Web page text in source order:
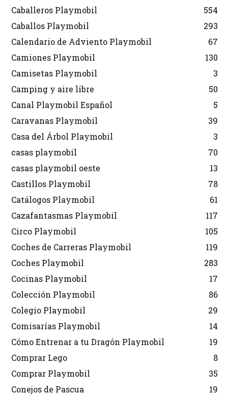
Caballeros Playmobil
554
Caballos Playmobil
293
Calendario de Adviento Playmobil
67
Camiones Playmobil
130
Camisetas Playmobil
3
Camping y aire libre
50
Canal Playmobil Español
5
Caravanas Playmobil
39
Casa del Árbol Playmobil
3
casas playmobil
70
casas playmobil oeste
13
Castillos Playmobil
78
Catálogos Playmobil
61
Cazafantasmas Playmobil
117
Circo Playmobil
105
Coches de Carreras Playmobil
119
Coches Playmobil
283
Cocinas Playmobil
17
Colección Playmobil
86
Colegio Playmobil
29
Comisarías Playmobil
14
Cómo Entrenar a tu Dragón Playmobil
19
Comprar Lego
8
Comprar Playmobil
35
Conejos de Pascua
19